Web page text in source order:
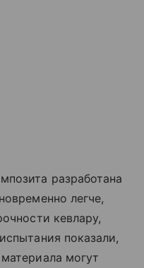
разработана
легче,
кевлару,
показали,
могут